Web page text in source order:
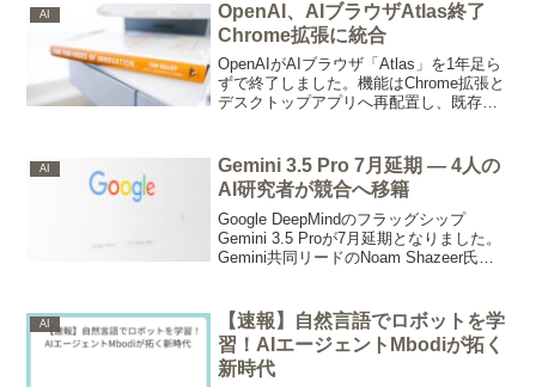
AI
OpenAI、AIブラウザAtlas終了
Chrome拡張に統合
OpenAIがAIブラウザ「Atlas」を1年足ら
ずで終了しました。機能はChrome拡張と
デスクトップアプリへ再配置し、既存の
AI
Gemini 3.5 Pro 7月延期 — 4人の
AI研究者が競合へ移籍
Google DeepMindのフラッグシップ
Gemini 3.5 Proが7月延期となりました。
Gemini共同リードのNoam Shazeer氏ほ
に約5%下落しました。
AI
【速報】自然言語でロボットを学
習！AIエージェントMbodiが拓く
新時代